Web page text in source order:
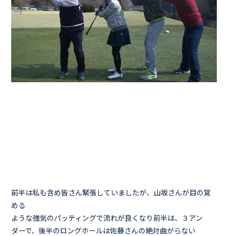
前半は私も含め皆さん緊張していましたが、山坂さんが目の覚
める
ような強気のパッティングで流れが良くなり前半は、３アン
ダーで、後半のロングホールは佐藤さんの絶対曲がらない